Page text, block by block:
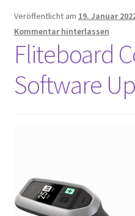
Über FunShop
Impressum
Zum Onlineshop in der Web
Veröffentlicht am 19. Januar
Kommentar hinterlassen
Fliteboard
Software